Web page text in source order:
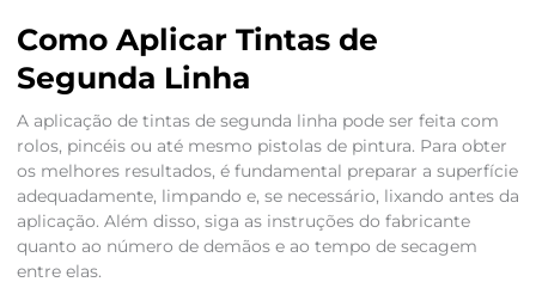
Como Aplicar Tintas de
Segunda Linha
A aplicação de tintas de segunda linha pode ser feita com
rolos, pincéis ou até mesmo pistolas de pintura. Para obter
os melhores resultados, é fundamental preparar a superfície
adequadamente, limpando e, se necessário, lixando antes da
aplicação. Além disso, siga as instruções do fabricante
quanto ao número de demãos e ao tempo de secagem
entre elas.